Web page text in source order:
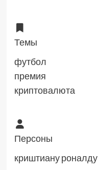
Темы
футбол
премия
криптовалюта
Персоны
криштиану роналду